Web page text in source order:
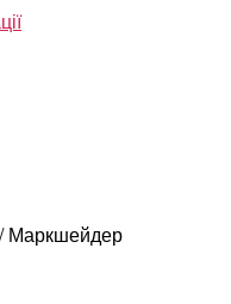
/ Маркшейдер